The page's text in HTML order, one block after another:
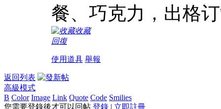
餐、巧克力，出格
收藏
回復
使用道具 舉報
返回列表
高級模式
B Color Image Link Quote Code Smilies
您需要登錄後才可以回帖 登錄 | 立即註冊